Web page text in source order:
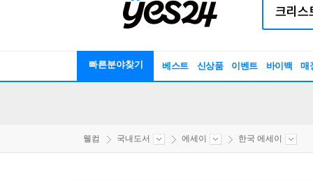
빠른분야찾기 베스트 신상품 이벤트 바이백 매
웰컴 국내도서 에세이 한국 에세이